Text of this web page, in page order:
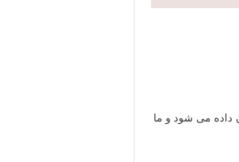
داده می شود و ما